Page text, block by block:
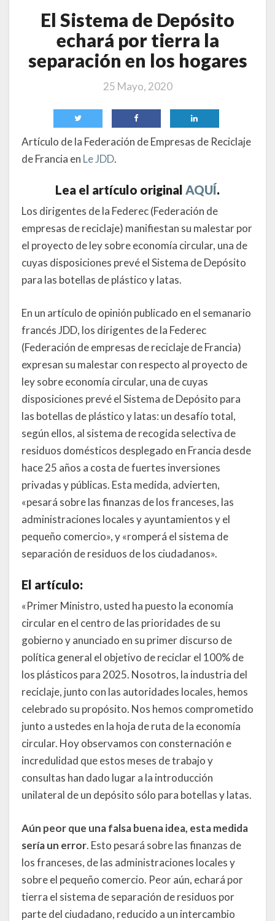
El Sistema de Depósito
echará por tierra la
separación en los hogares
25 Mayo, 2020
Artículo de la Federación de Empresas de Reciclaje
de Francia en Le JDD.
Lea el artículo original AQUÍ.
Los dirigentes de la Federec (Federación de
empresas de reciclaje) manifiestan su malestar por
el proyecto de ley sobre economía circular, una de
cuyas disposiciones prevé el Sistema de Depósito
para las botellas de plástico y latas.
En un artículo de opinión publicado en el semanario
francés JDD, los dirigentes de la Federec
(Federación de empresas de reciclaje de Francia)
expresan su malestar con respecto al proyecto de
ley sobre economía circular, una de cuyas
disposiciones prevé el Sistema de Depósito para
las botellas de plástico y latas: un desafío total,
según ellos, al sistema de recogida selectiva de
residuos domésticos desplegado en Francia desde
hace 25 años a costa de fuertes inversiones
privadas y públicas. Esta medida, advierten,
«pesará sobre las finanzas de los franceses, las
administraciones locales y ayuntamientos y el
pequeño comercio», y «romperá el sistema de
separación de residuos de los ciudadanos».
El artículo:
«Primer Ministro, usted ha puesto la economía
circular en el centro de las prioridades de su
gobierno y anunciado en su primer discurso de
política general el objetivo de reciclar el 100% de
los plásticos para 2025. Nosotros, la industria del
reciclaje, junto con las autoridades locales, hemos
celebrado su propósito. Nos hemos comprometido
junto a ustedes en la hoja de ruta de la economía
circular. Hoy observamos con consternación e
incredulidad que estos meses de trabajo y
consultas han dado lugar a la introducción
unilateral de un depósito sólo para botellas y latas.
Aún peor que una falsa buena idea, esta medida
sería un error. Esto pesará sobre las finanzas de
los franceses, de las administraciones locales y
sobre el pequeño comercio. Peor aún, echará por
tierra el sistema de separación de residuos por
parte del ciudadano, reducido a un intercambio